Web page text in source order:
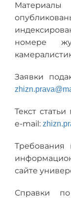
номере
Заявки
Текст
e-mail:
Требования
сайте
Справки